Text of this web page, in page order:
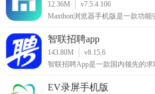
放。
3. 调整设置：在播放页面调整画质
4. 参与讨论：在相应动漫页面发表
5. 离线管理：在“我的”页面管理已
12.36M
v7.5.4.106
Maxthon浏览器手机版是一款功能
智联招聘app
143.80M
v8.15.6
智联招聘App是一款国内领先的求
EV录屏手机版